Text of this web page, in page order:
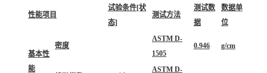
性能项目
试验条件[状
态]
测试方法
测试数
据
数据单
位
基本性
能
密度
ASTM D-
1505
0.946 g/cm
ASTM D-